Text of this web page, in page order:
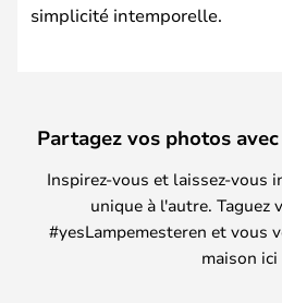
simplicité intemporelle.
Partagez vos photos
Inspirez-vous et laissez-vous
unique à l'autre. Taguez
#yesLampemesteren et vous
maison ici